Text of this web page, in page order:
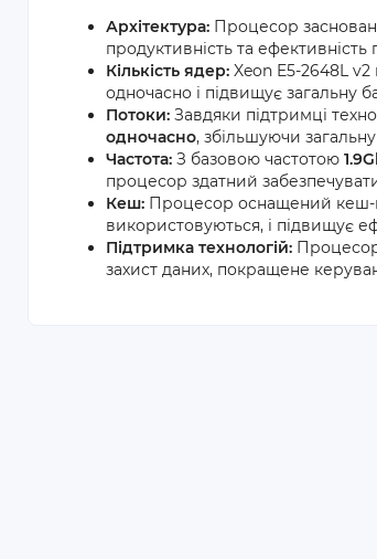
Архітектура: Процесор
продуктивність та
Кількість ядер: Xeon E5-2648L v2
одночасно і підвищує загальну
Потоки: Завдяки підтримці
одночасно, збільшуючи
Частота: З базовою частотою
процесор здатний
Кеш: Процесор оснащений кеш-
використовуються, і підвищує
Підтримка технологій: Процесор
захист даних, покращене